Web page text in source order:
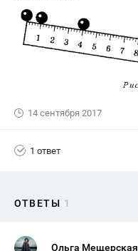
14 сентября 2017
1 ответ
ОТВЕТЫ 1
Ольга Мещерская